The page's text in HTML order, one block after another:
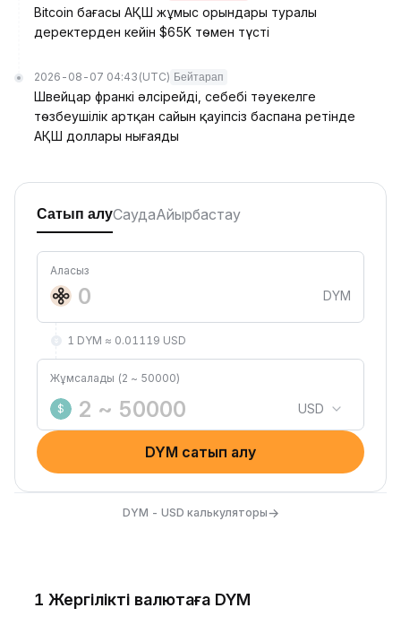
Bitcoin бағасы АҚШ жұмыс орындары туралы
деректерден кейін $65K төмен түсті
2026-08-07 04:43 (UTC) Бейтарап
Швейцар франкі әлсірейді, себебі тәуекелге
төзбеушілік артқан сайын қауіпсіз баспана ретінде
АҚШ доллары нығаяды
Сатып алуСаудаАйырбастау
Аласыз
DYM
1 DYM ≈ 0.01119 USD
Жұмсалады (2 ~ 50000)
$ USD
DYM сатып алу
DYM - USD калькуляторы→
1 Жергілікті валютаға DYM